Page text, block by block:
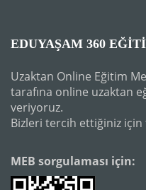
EDUYAŞAM 360
Uzaktan Online Eğitim
tarafına online uzaktan
veriyoruz.
Bizleri tercih ettiğiniz için
MEB sorgulaması için: